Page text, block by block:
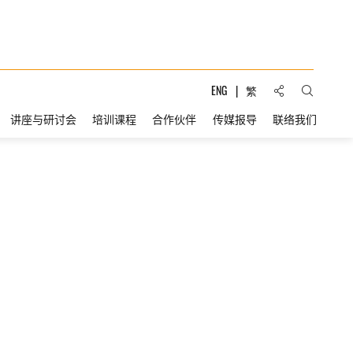
ENG 繁 分享到:打开搜
讲座与研讨会 培训课程 合作伙伴 传媒报导 联络我们